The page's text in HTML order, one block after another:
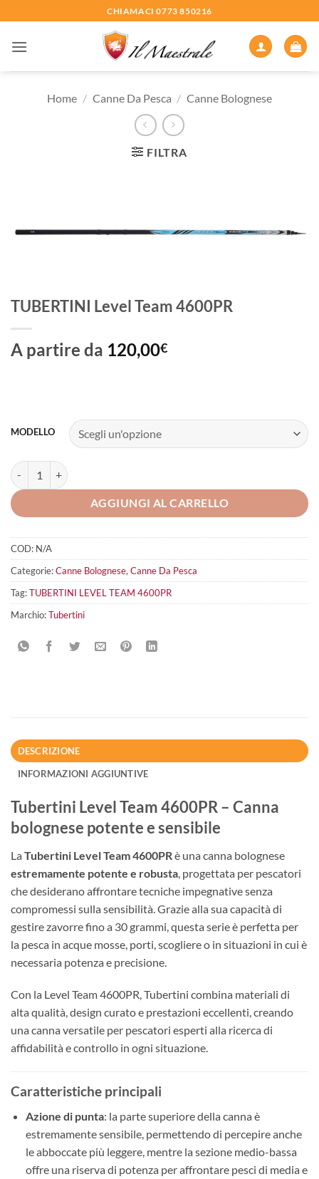
ai
contenuti
CHIAMACI 0773 850216
Home / Canne Da Pesca / Canne Bolognese
FILTRA
TUBERTINI Level Team 4600PR
A partire da 120,00€
MODELLO
TUBERTINI Level Team 4600PR quantità
AGGIUNGI AL CARRELLO
COD: N/A
Categorie:Canne Bolognese,Canne Da Pesca
Tag:TUBERTINI LEVEL TEAM 4600PR
Marchio:Tubertini
DESCRIZIONE
INFORMAZIONI AGGIUNTIVE
Tubertini Level Team 4600PR – Canna
bolognese potente e sensibile
La Tubertini Level Team 4600PR è una canna bolognese
estremamente potente e robusta , progettata per pescatori
che desiderano affrontare tecniche impegnative senza
compromessi sulla sensibilità. Grazie alla sua capacità di
gestire zavorre fino a 30 grammi, questa serie è perfetta per
la pesca in acque mosse, porti, scogliere o in situazioni in cui è
necessaria potenza e precisione.
Con la Level Team 4600PR, Tubertini combina materiali di
alta qualità, design curato e prestazioni eccellenti, creando
una canna versatile per pescatori esperti alla ricerca di
affidabilità e controllo in ogni situazione.
Caratteristiche principali
Azione di punta: la parte superiore della canna è
estremamente sensibile, permettendo di percepire anche
le abboccate più leggere, mentre la sezione medio-bassa
offre una riserva di potenza per affrontare pesci di media e